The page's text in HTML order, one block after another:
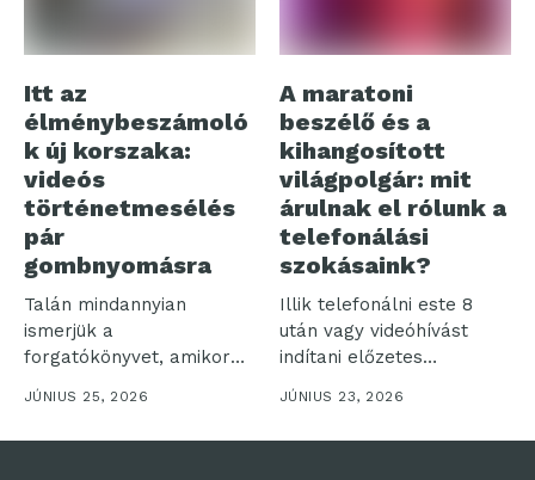
Itt az
élménybeszámoló
k új korszaka:
videós
történetmesélés
pár
gombnyomásra
Talán mindannyian
ismerjük a
forgatókönyvet, amikor
egy felejthetetlen
utazásról hazatérve több
száz...
JÚNIUS 25, 2026
A maratoni
beszélő és a
kihangosított
világpolgár: mit
árulnak el rólunk a
telefonálási
szokásaink?
Illik telefonálni este 8
után vagy videóhívást
indítani előzetes
bejelentés nélkül? Bár...
JÚNIUS 23, 2026